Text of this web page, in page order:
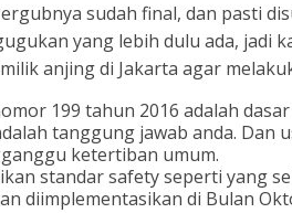
sudah final, dan pasti
yang lebih dulu ada, jadi
anjing di Jakarta agar
199 tahun 2016 adalah
tanggung jawab anda. Dan
ketertiban umum.
standar safety seperti yang
diimplementasikan di Bulan